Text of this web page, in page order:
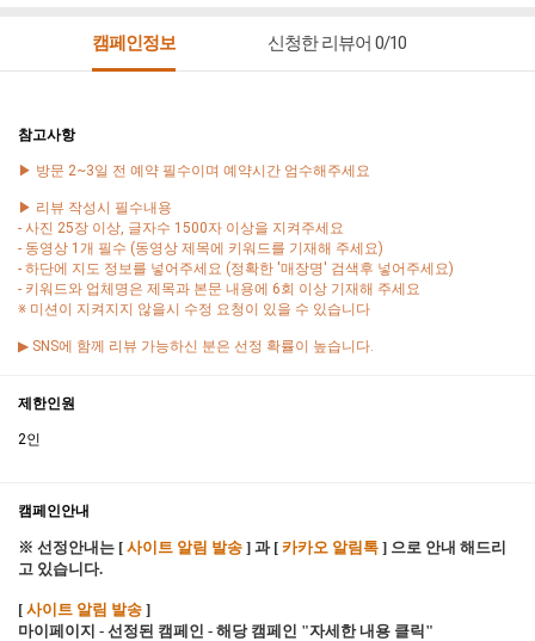
캠페인정보 신청한 리뷰어 0/10
참고사항
▶ 방문 2~3일 전 예약 필수이며 예약시간 엄수해주세요
▶ 리뷰 작성시 필수내용
- 사진 25장 이상, 글자수 1500자 이상을 지켜주세요
- 동영상 1개 필수 (동영상 제목에 키워드를 기재해 주세요)
- 하단에 지도 정보를 넣어주세요 (정확한 '매장명' 검색후 넣어주세요)
- 키워드와 업체명은 제목과 본문 내용에 6회 이상 기재해 주세요
※ 미션이 지켜지지 않을시 수정 요청이 있을 수 있습니다
▶ SNS에 함께 리뷰 가능하신 분은 선정 확률이 높습니다.
제한인원
2인
캠페인안내
※ 선정안내는 [ 사이트 알림 발송 ] 과 [ 카카오 알림톡 ] 으로 안내 해드리
고 있습니다.
[ 사이트 알림 발송 ]
마이페이지 - 선정된 캠페인 - 해당 캠페인 "자세한 내용 클릭"